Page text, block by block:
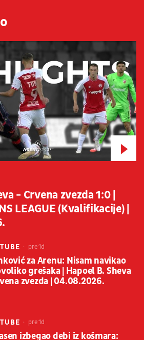
- Crvena zvezda 1:0 |
LEAGUE (Kvalifikacije) |
pre 1d
za Arenu: Nisam navikao
grešaka | Hapoel B. Sheva
zvezda | 04.08.2026.
pre 1d
izbegao debi iz košmara: